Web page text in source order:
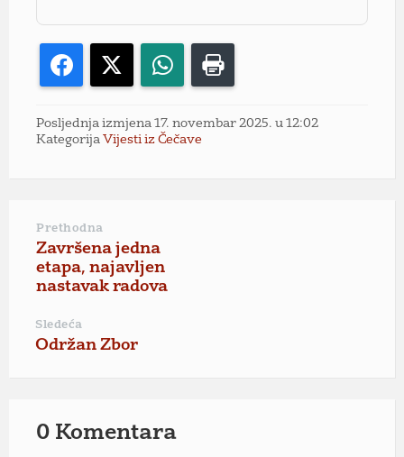
Facebook WhatsApp
Posljednja izmjena 17. novembar 2025. u 12:02
Kategorija Vijesti iz Čečave
Prethodna
Završena jedna
etapa, najavljen
nastavak radova
Sledeća
Održan Zbor
0 Komentara